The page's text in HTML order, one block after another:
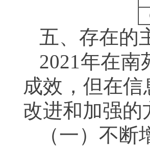
五、存在的
2021年在南
成效，但在信
改进和加强的
（一）不